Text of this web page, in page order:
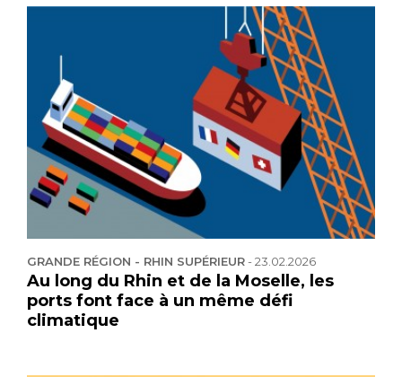
GRANDE RÉGION - RHIN SUPÉRIEUR-23.02.2026
Au long du Rhin et de la Moselle, les
ports font face à un même défi
climatique